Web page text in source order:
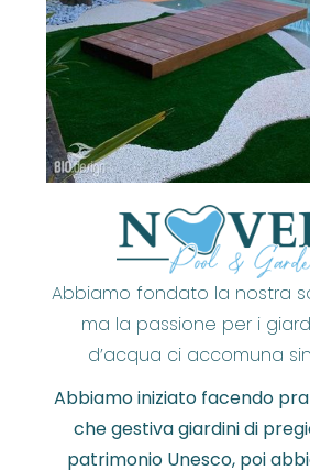
Abbiamo fondato la nostra
ma la passione per i
d’acqua ci accomuna
Abbiamo iniziato facendo
che gestiva giardini di
patrimonio Unesco, poi